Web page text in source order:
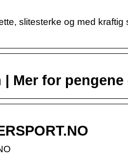
slitesterke og med kraftig
Mer for pengene